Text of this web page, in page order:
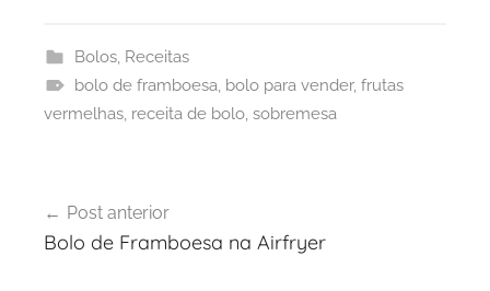
Bolos, Receitas
bolo de framboesa, bolo para vender, frutas
vermelhas, receita de bolo, sobremesa
de
Post anterior
Bolo de Framboesa na Airfryer